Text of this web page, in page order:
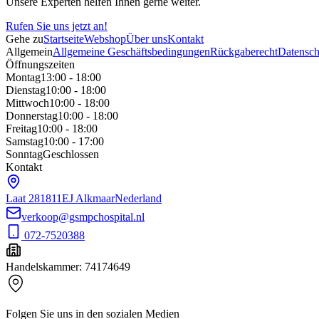
Rufen Sie uns jetzt an!
Gehe zuStartseiteWebshopÜber unsKontakt
AllgemeinAllgemeine GeschäftsbedingungenRückgaberecht
Öffnungszeiten
Montag13:00 - 18:00
Dienstag10:00 - 18:00
Mittwoch10:00 - 18:00
Donnerstag10:00 - 18:00
Freitag10:00 - 18:00
Samstag10:00 - 17:00
SonntagGeschlossen
Kontakt
Laat 281811EJ AlkmaarNederland
verkoop@gsmpchospital.nl
072-7520388
Handelskammer: 74174649
Folgen Sie uns in den sozialen Medien